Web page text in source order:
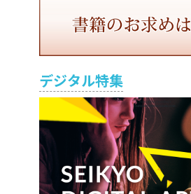
デジタル特集